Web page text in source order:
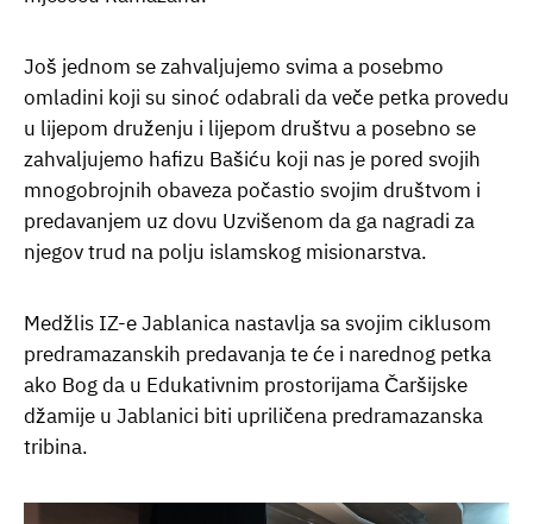
Još jednom se zahvaljujemo svima a posebmo
omladini koji su sinoć odabrali da veče petka provedu
u lijepom druženju i lijepom društvu a posebno se
zahvaljujemo hafizu Bašiću koji nas je pored svojih
mnogobrojnih obaveza počastio svojim društvom i
predavanjem uz dovu Uzvišenom da ga nagradi za
njegov trud na polju islamskog misionarstva.
Medžlis IZ-e Jablanica nastavlja sa svojim ciklusom
predramazanskih predavanja te će i narednog petka
ako Bog da u Edukativnim prostorijama Čaršijske
džamije u Jablanici biti upriličena predramazanska
tribina.